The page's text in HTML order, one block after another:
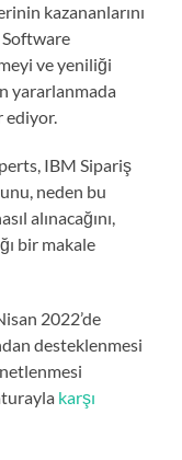
kazananlarını
Software
ve yeniliği
yararlanmada
ediyor.
IBM Sipariş
neden bu
alınacağını,
bir makale
2022’de
desteklenmesi
karşı